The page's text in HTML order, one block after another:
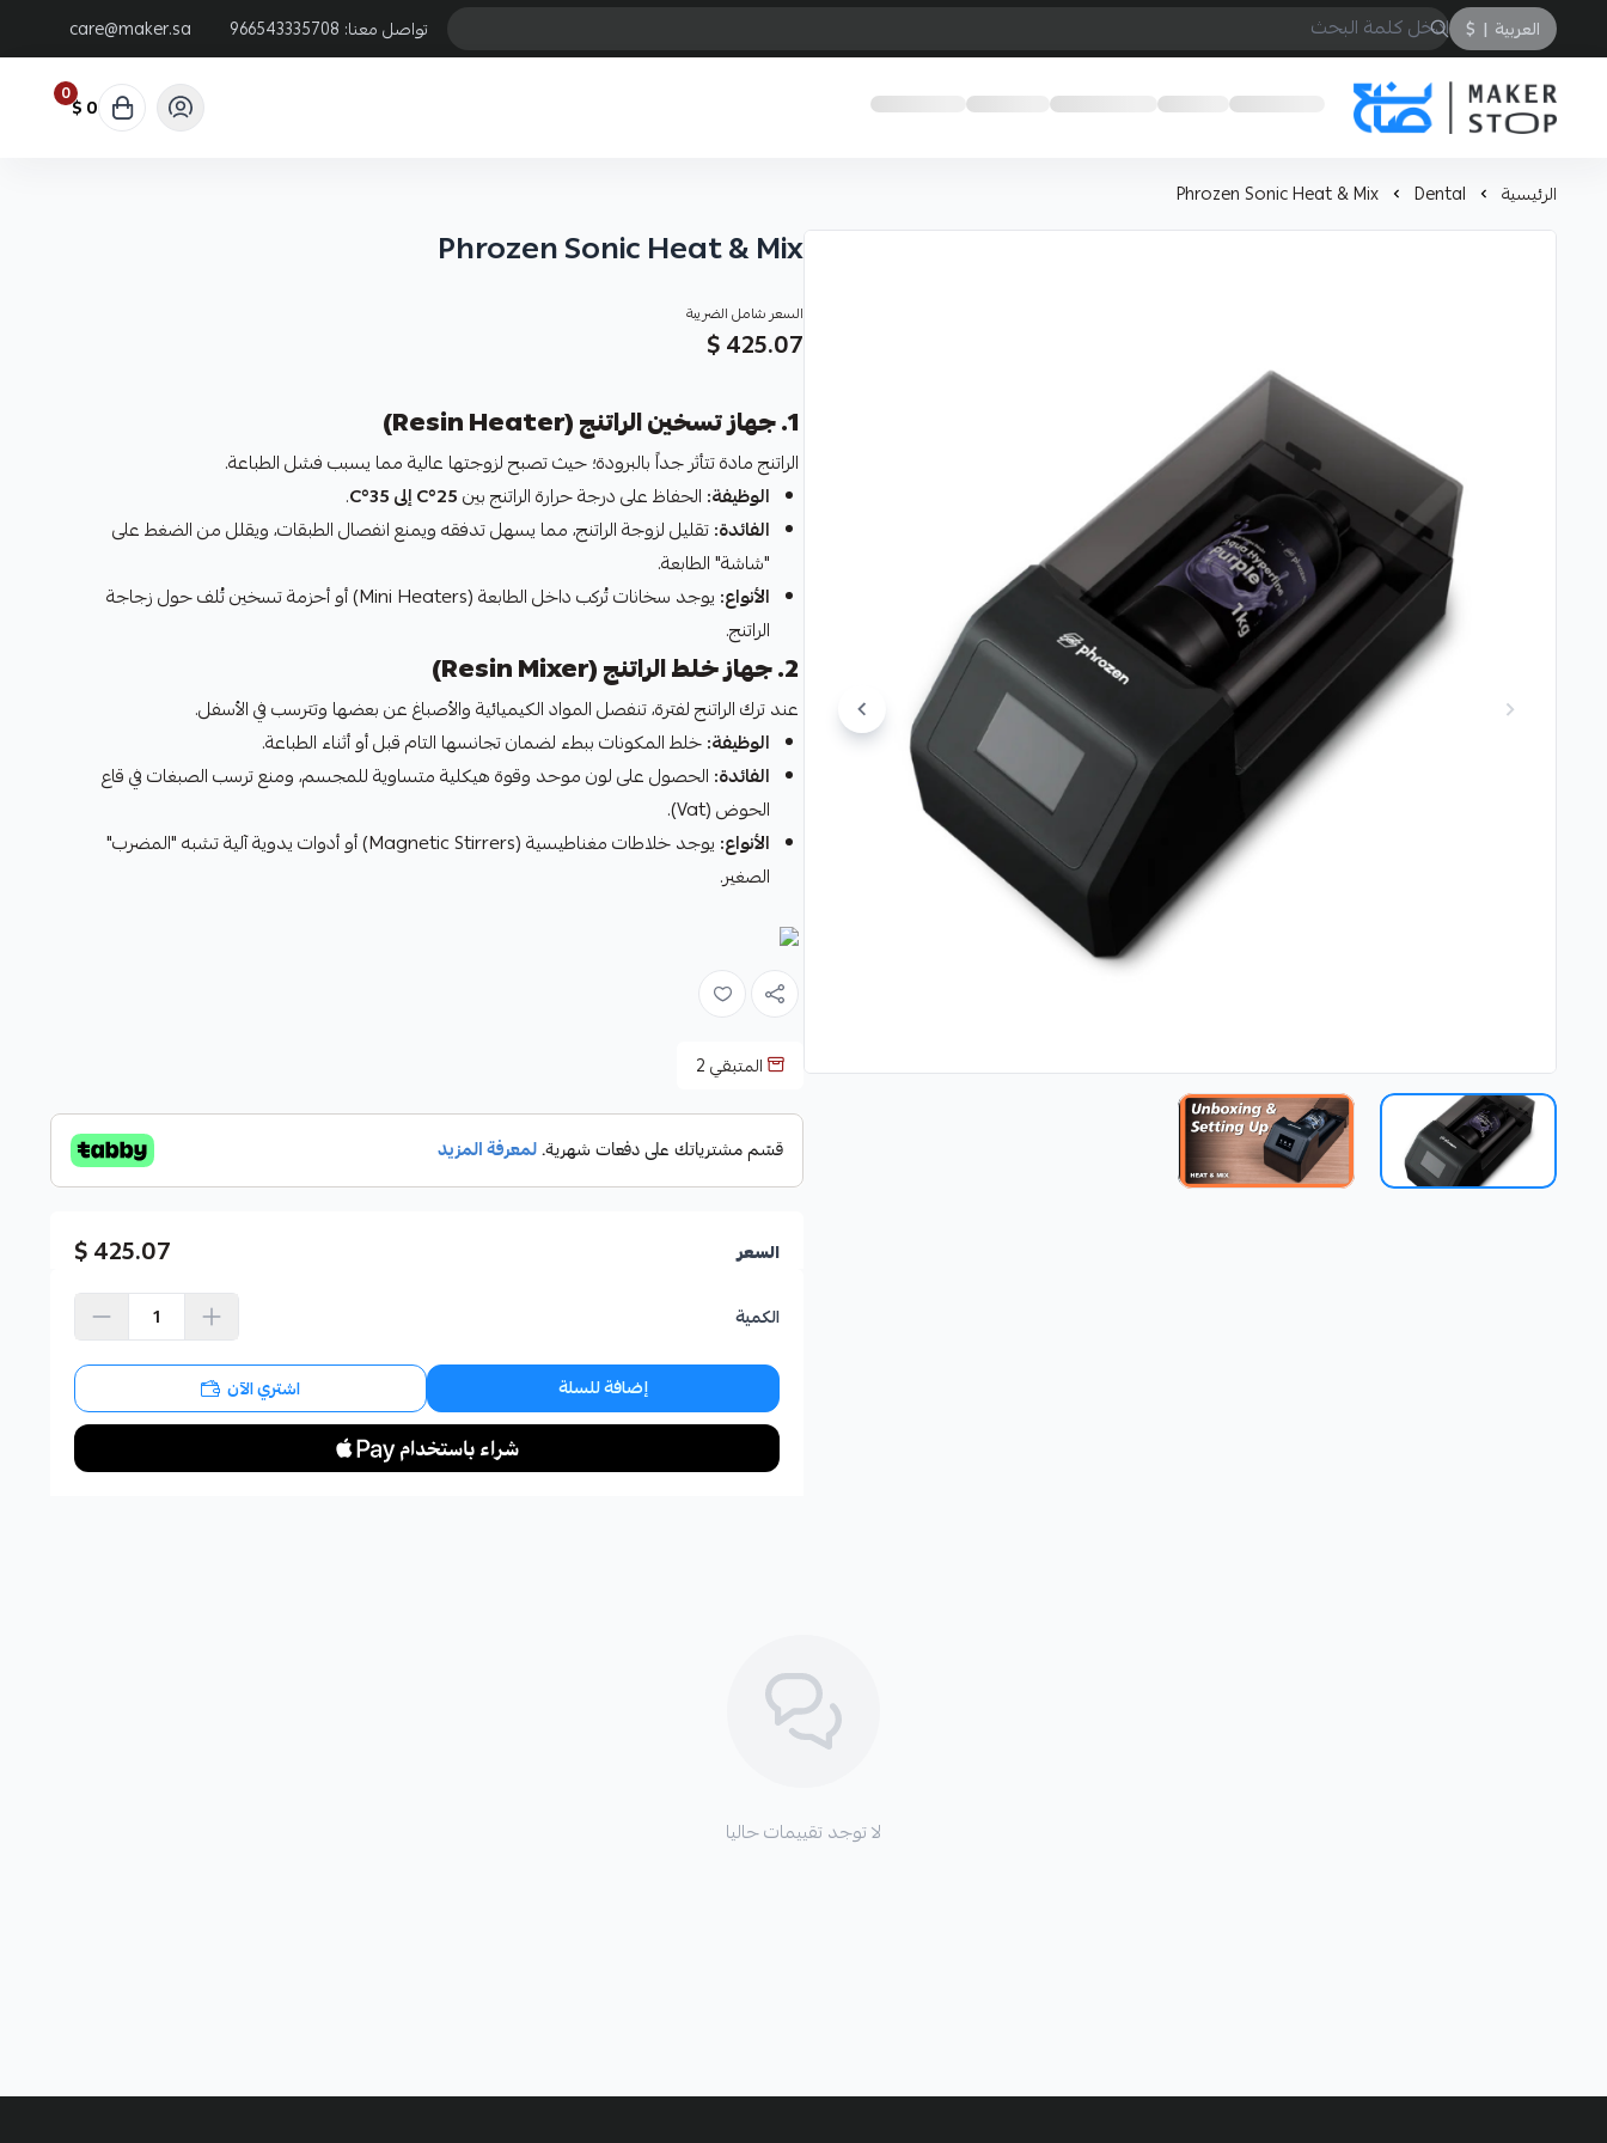
العربية |
$ تواصل معنا: 966543335708
care@maker.sa
صانع
0 0 $
الرئيسية Dental
Phrozen Sonic Heat & Mix
Phrozen Sonic Heat & Mix
السعر شامل الضريبة
425.07 $
1. جهاز تسخين الراتنج (Resin Heater)
الراتنج مادة تتأثر جداً بالبرودة؛ حيث تصبح لزوجتها عالية مما يسبب فشل الطباعة.
الوظيفة: الحفاظ على درجة حرارة الراتنج بين25°C إلى 35°C
.
الفائدة:تقليل لزوجة الراتنج، مما يسهل تدفقه ويمنع انفصال الطبقات، ويقلل من الضغط على
"شاشة" الطابعة.
الأنواع:
يوجد سخانات تُركب داخل الطابعة (Mini Heaters) أو أحزمة تسخين تُلف حول زجاجة
الراتنج.
2. جهاز خلط الراتنج (Resin Mixer)
عند ترك الراتنج لفترة، تنفصل المواد الكيميائية والأصباغ عن بعضها وتترسب في الأسفل.
الوظيفة:خلط المكونات ببطء لضمان تجانسها التام قبل أو أثناء الطباعة.
الفائدة: الحصول على لون موحد وقوة هيكلية متساوية للمجسم، ومنع ترسب الصبغات في قاع
الحوض (Vat).
الأنواع:
يوجد خلاطات مغناطيسية (Magnetic Stirrers) أو أدوات يدوية آلية تشبه "المضرب"
الصغير.
المتبقي2
السعر 425.07 $
الكمية
إضافة للسلة اشتري الآن
لا توجد تقييمات حاليا